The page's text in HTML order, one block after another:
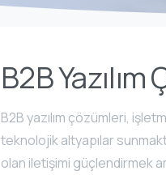
B2B
B2B yazılım çözümleri,
teknolojik altyapılar
olan iletişimi güçlendirmek